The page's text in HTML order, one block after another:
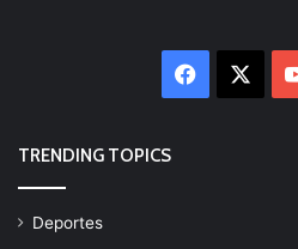
Facebook
TRENDING TOPICS
Deportes